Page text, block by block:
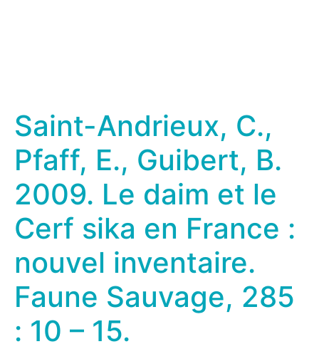
Saint-Andrieux, C.,
Pfaff, E., Guibert, B.
2009. Le daim et le
Cerf sika en France :
nouvel inventaire.
Faune Sauvage, 285
: 10 – 15.